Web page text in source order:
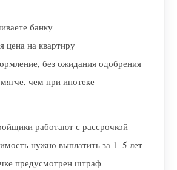
банку
цена на квартиру
без ожидания одобрения
чем при ипотеке
работают с рассрочкой
нужно выплатить за 1–5 лет
предусмотрен штраф